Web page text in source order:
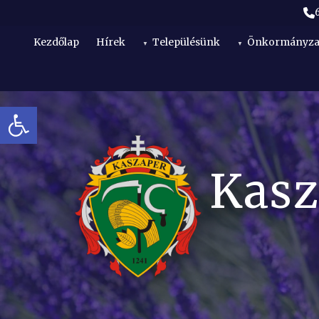
Eszköztár megnyitása
Kezdőlap Hírek Településünk